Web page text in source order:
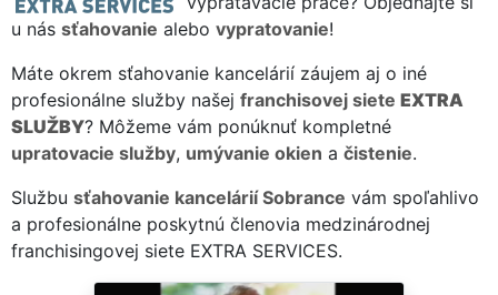
u nás sťahovanie alebo vypratovanie!
Máte okrem sťahovanie kancelárií záujem aj o iné
profesionálne služby našej franchisovej siete EXTRA
SLUŽBY? Môžeme vám ponúknuť kompletné
upratovacie služby, umývanie okien a čistenie.
Službu sťahovanie kancelárií Sobrance vám spoľahlivo
a profesionálne poskytnú členovia medzinárodnej
franchisingovej siete EXTRA SERVICES.